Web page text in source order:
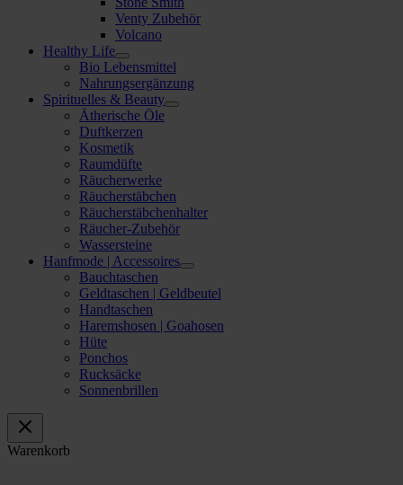
Venty Zubehör
Volcano
Healthy Life
Bio Lebensmittel
Nahrungsergänzung
Spirituelles & Beauty
Ätherische Öle
Duftkerzen
Kosmetik
Raumdüfte
Räucherwerke
Räucherstäbchen
Räucherstäbchenhalter
Räucher-Zubehör
Wassersteine
Hanfmode | Accessoires
Bauchtaschen
Geldtaschen | Geldbeutel
Handtaschen
Haremshosen | Goahosen
Hüte
Ponchos
Rucksäcke
Sonnenbrillen
Warenkorb